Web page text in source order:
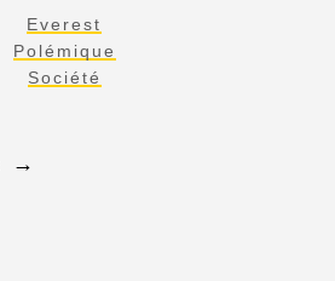
Everest
Polémique
Société